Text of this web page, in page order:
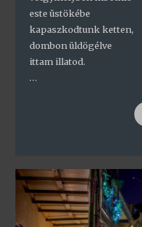
este üstökébe
kapaszkodtunk ketten,
dombon üldögélve
ittam illatod.
…